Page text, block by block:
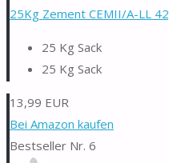
25Kg Zement CEMII/A-LL
25 Kg Sack
25 Kg Sack
13,99 EUR
Bei Amazon kaufen
Bestseller Nr. 6